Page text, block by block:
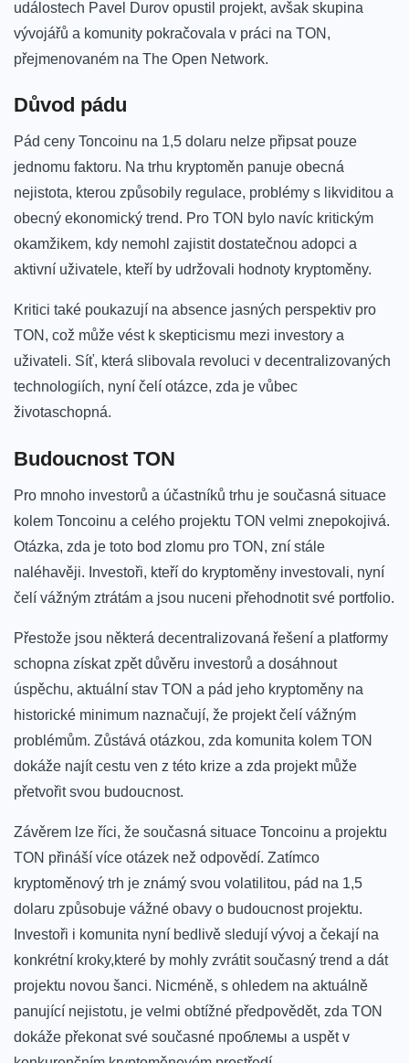
událostech ⁤Pavel ⁤Durov opustil⁢ projekt, ‍avšak skupina
vývojářů a komunity ‍pokračovala v ⁤práci na TON,
přejmenovaném na The Open Network.
Důvod ⁤pádu
Pád ceny Toncoinu na 1,5 ⁣dolaru nelze připsat pouze
jednomu faktoru. Na trhu kryptoměn ​panuje obecná
nejistota, ​kterou způsobily regulace, problémy s likviditou a
obecný ekonomický trend. Pro TON bylo navíc kritickým⁣
okamžikem, kdy nemohl zajistit dostatečnou adopci a
aktivní ‍uživatele, kteří by⁤ udržovali hodnoty kryptoměny.
Kritici také ⁢poukazují na‍ absence jasných perspektiv‍ pro
‍TON, což může vést k skepticismu mezi investory a
uživateli. Síť, která slibovala revoluci v decentralizovaných
⁢technologiích, nyní čelí otázce, ​zda je vůbec
životaschopná.
Budoucnost TON
Pro mnoho⁢ investorů a ⁣účastníků trhu je současná ⁤situace
kolem Toncoinu a‍ celého projektu TON velmi znepokojivá.
Otázka, zda je ‍toto bod zlomu pro TON, zní stále
naléhavěji. Investoři, kteří ⁣do‍ kryptoměny investovali, nyní
čelí vážným ztrátám a jsou‍ nuceni přehodnotit své portfolio.
Přestože jsou některá‍ decentralizovaná řešení a platformy⁤
schopna získat zpět důvěru investorů a dosáhnout ​
úspěchu, aktuální ⁣stav TON a pád jeho kryptoměny⁢ na
historické minimum naznačují, ​že projekt ⁤čelí vážným
problémům. Zůstává‌ otázkou, zda⁣ komunita kolem TON
dokáže najít cestu ven ‌z této krize a zda projekt může
přetvořit⁤ svou ‍budoucnost.
Závěrem ⁢lze říci,⁤ že současná‌ situace ⁤Toncoinu ‍a projektu
TON přináší více otázek než odpovědí. Zatímco
kryptoměnový trh je známý⁢ svou volatilitou, pád⁣ na 1,5
dolaru​ způsobuje ⁤vážné obavy o budoucnost ⁣projektu.
Investoři i komunita nyní ‍bedlivě sledují vývoj a čekají na
konkrétní kroky,které by mohly zvrátit současný trend​ a dát
projektu novou šanci. Nicméně, s‍ ohledem na aktuálně​
panující nejistotu,‌ je velmi obtížné předpovědět, ⁢zda TON
dokáže překonat​ své současné проблемы a⁣ uspět v